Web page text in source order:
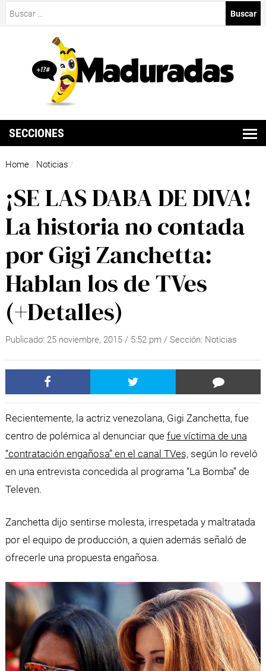
SECCIONES
Home / Noticias /
¡SE LAS DABA DE DIVA!
La historia no contada
por Gigi Zanchetta:
Hablan los de TVes
(+Detalles)
Publicado: 25 noviembre, 2015/ 5:52 pm / Sección: Noticias
Recientemente, la actriz venezolana, Gigi Zanchetta, fue
centro de polémica al denunciar que fue víctima de una
“contratación engañosa” en el canal TVes,según lo reveló
en una entrevista concedida al programa “La Bomba” de
Televen.
Zanchetta dijo sentirse molesta, irrespetada y maltratada
por el equipo de producción, a quien además señaló de
ofrecerle una propuesta engañosa.